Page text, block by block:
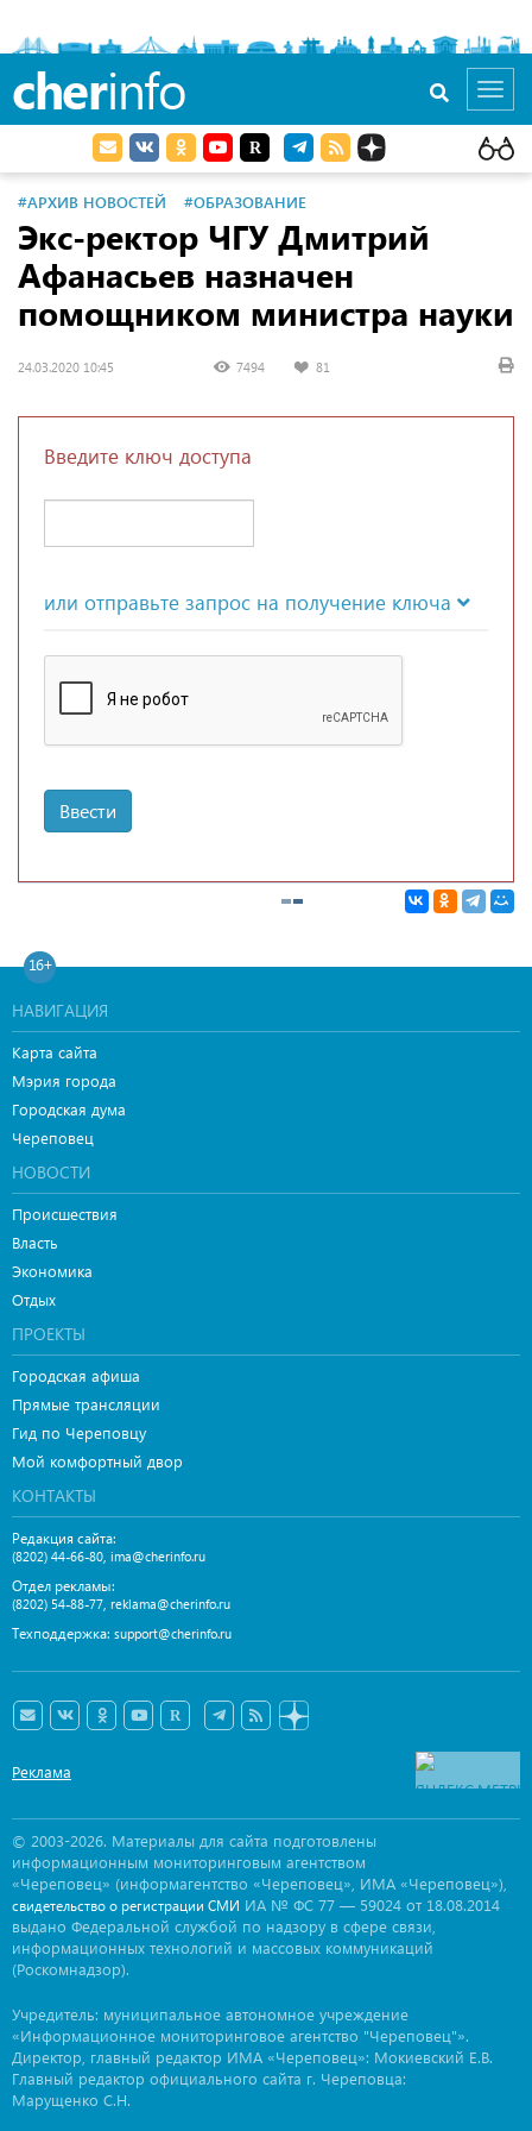
cherinfo
#АРХИВ НОВОСТЕЙ #ОБРАЗОВАНИЕ
Экс-ректор ЧГУ Дмитрий
Афанасьев назначен
помощником министра науки
24.03.2020 10:45 7494 81
Введите ключ доступа
или отправьте запрос на получение ключа
Ввести
16+
НАВИГАЦИЯ
Карта сайта
Мэрия города
Городская дума
Череповец
НОВОСТИ
Происшествия
Власть
Экономика
Отдых
ПРОЕКТЫ
Городская афиша
Прямые трансляции
Гид по Череповцу
Мой комфортный двор
КОНТАКТЫ
Редакция сайта:
(8202) 44-66-80 ima@cherinfo.ru
Отдел рекламы:
(8202) 54-88-77 reklama@cherinfo.ru
Техподдержка: support@cherinfo.ru
Реклама
© 2003-2026. Материалы для сайта подготовлены
информационным мониторинговым агентством
«Череповец» (информагентство «Череповец», ИМА «Череповец»),
свидетельство о регистрации СМИ ИА № ФС 77 — 59024 от 18.08.2014
выдано Федеральной службой по надзору в сфере связи,
информационных технологий и массовых коммуникаций
(Роскомнадзор).
Учредитель: муниципальное автономное учреждение
«Информационное мониторинговое агентство "Череповец"».
Директор, главный редактор ИМА «Череповец»: Мокиевский Е.В.
Главный редактор официального сайта г. Череповца:
Марущенко С.Н.